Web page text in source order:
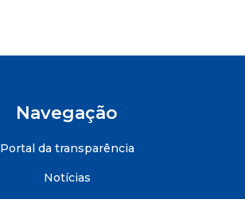
Navegação
Portal da transparência
Notícias